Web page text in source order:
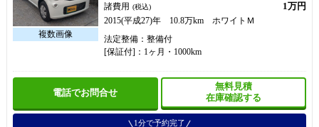
諸費用 (税込) 1万円
2015(平成27)年 10.8万km ホワイトＭ
法定整備：整備付
[保証付]：1ヶ月・1000km
電話でお問合せ
無料見積
在庫確認する
1分で予約完了